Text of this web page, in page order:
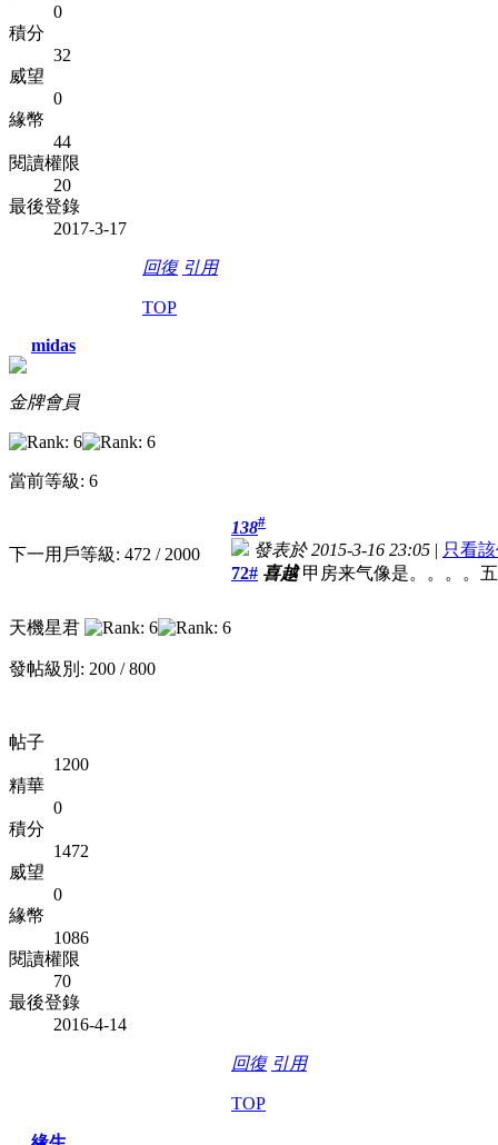
0
積分
32
威望
0
緣幣
44
閱讀權限
20
最後登錄
2017-3-17
回復 引用
TOP
midas
金牌會員
當前等級: 6
下一用戶等級: 472 / 2000
天機星君
發帖級別: 200 / 800
帖子
1200
精華
0
積分
1472
威望
0
緣幣
1086
閱讀權限
70
最後登錄
2016-4-14
138#
發表於 2015-3-16 23:05 | 只看
72# 喜越 甲房来气像是。。。。
回復 引用
TOP